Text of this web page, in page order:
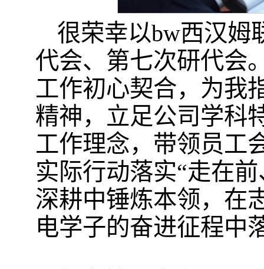
很荣幸以​bw西汉姆
代会、第七次研代会
工作初心契合，为我
精神，立足公司学科
工作理念，带领员工
实际行动落实“走在
深耕中锤炼本领，在
电学子的奋进征程中